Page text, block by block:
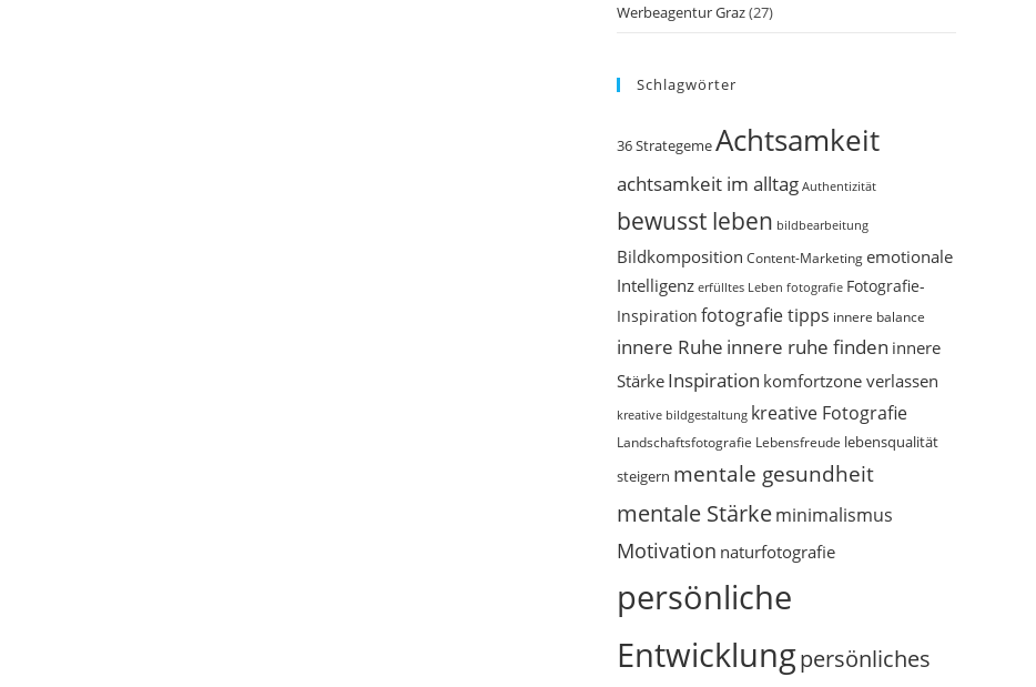
Werbeagentur Graz(27)
Schlagwörter
36 StrategemeAchtsamkeit
achtsamkeit im alltag Authentizität
bewusst leben bildbearbeitung
Bildkomposition Content-Marketingemotionale
Intelligenz erfülltes Leben fotografie Fotografie-
Inspiration fotografie tipps innere balance
innere Ruhe innere ruhe finden innere
Stärke Inspiration komfortzone verlassen
kreative bildgestaltung kreative Fotografie
Landschaftsfotografie Lebensfreude lebensqualität
steigern mentale gesundheit
mentale Stärkeminimalismus
Motivation naturfotografie
persönliche
Entwicklungpersönliches